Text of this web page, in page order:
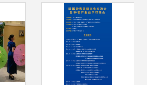
共繪文旅融合新畫
卷